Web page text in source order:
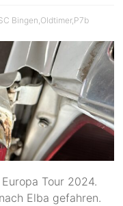
Bingen Oldtimer, P7b
Tour 2024.
Elba gefahren.